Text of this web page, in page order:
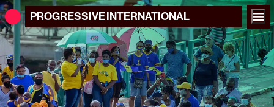
PROGRESSIVEINTERNATIONAL